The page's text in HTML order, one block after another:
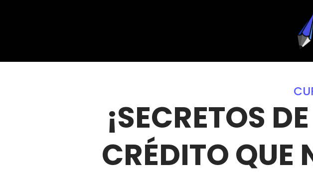
¡SECRETOS
CRÉDITO QUE